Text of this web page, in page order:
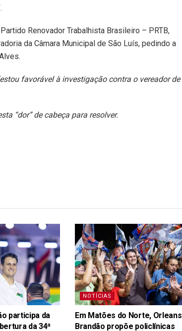
Renovador Trabalhista Brasileiro – PRTB,
da Câmara Municipal de São Luís, pedindo a
favorável à investigação contra o vereador de
“dor” de cabeça para resolver.
participa da
da 34ª
NOTÍCIAS
Em Matões do Norte, Orleans
Brandão propõe policlínicas